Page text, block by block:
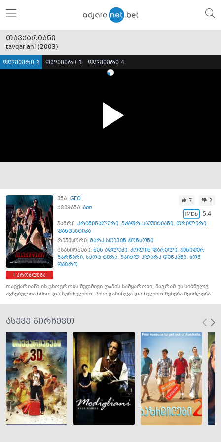
თავქარიანი
tavqariani (2003)
ფლეიერი 2 ფლეიერი 3 ფლეიერი 4
პრობლემა
ენა: GEO
ქვეყანა: აშშ
7 2
5.4
ჟანრი: კრიმინალური, მძაფრ-სიუჟეტიანი, თრილერი,
ფანტასტიკა
რეჟისორი: მარკ სთივენ ჯონსონი
მსახიობები: ბენ აფლეკი, კოლინ ფარელი, ჯენიფერ
გარნერი, სქოტ ტერა, მაიქლ კლარკ დუნკანი, ჯონ
ფავრო
თავქარიანი ის ცხოვრობს მუდმივი ღამის სამყაროში, მაგრამ ეს სიბნელე
ავსებულია ხმით და სურნელით, მისი გასინჯვა და ხელით შეხება შეიძლება.
ასევე გირჩევთ